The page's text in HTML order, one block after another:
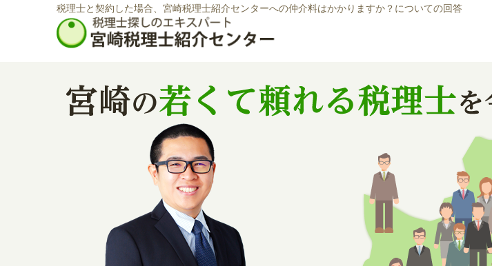
税理士と契約した場合、宮崎税理士紹介センターへの仲介料はかかりますか？についての回答